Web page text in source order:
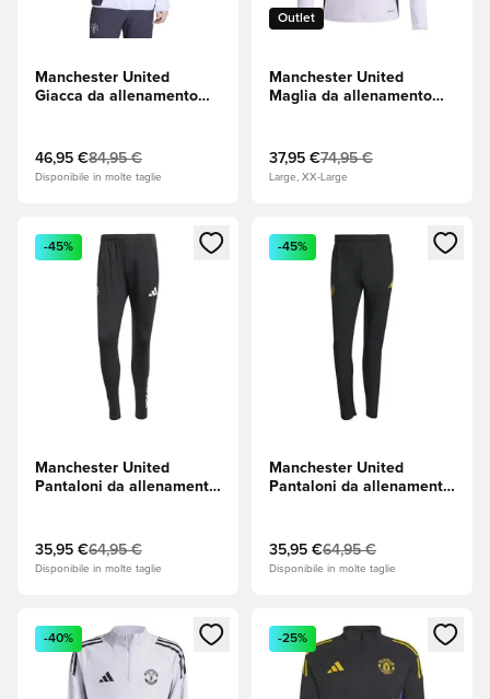
Manchester United
Giacca da allenamento
Black
46,95 €84,95 €
Disponibile in molte taglie
Outlet
Manchester United
Maglia da allenamento
37,95 €74,95 €
Large, XX-Large
Apre una finestra modale per accedere o registrarsi come
-45%
Manchester United
Pantaloni da allenamento
35,95 €64,95 €
Disponibile in molte taglie
Apre una finestra modale
-45%
Manchester United
Pantaloni da allenamento
(Blu)/Tribe Yellow
35,95 €64,95 €
Disponibile in molte taglie
Apre una finestra modale per accedere o registrarsi come
-40%
Apre una finestra modale
-25%